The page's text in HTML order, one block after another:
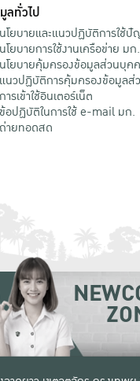
ลทั่วไป
นโยบายและแนวปฏิบัติการใช้
นโยบายการใช้งานเครือข่าย มก.
นโยบายคุ้มครองข้อมูลส่วนบุค
แนวปฏิบัติการคุ้มครองข้อมูลส่
การเข้าใช้อินเตอร์เน็ต
ข้อปฏิบัติในการใช้ e-mail มก.
ถ่ายทอดสด